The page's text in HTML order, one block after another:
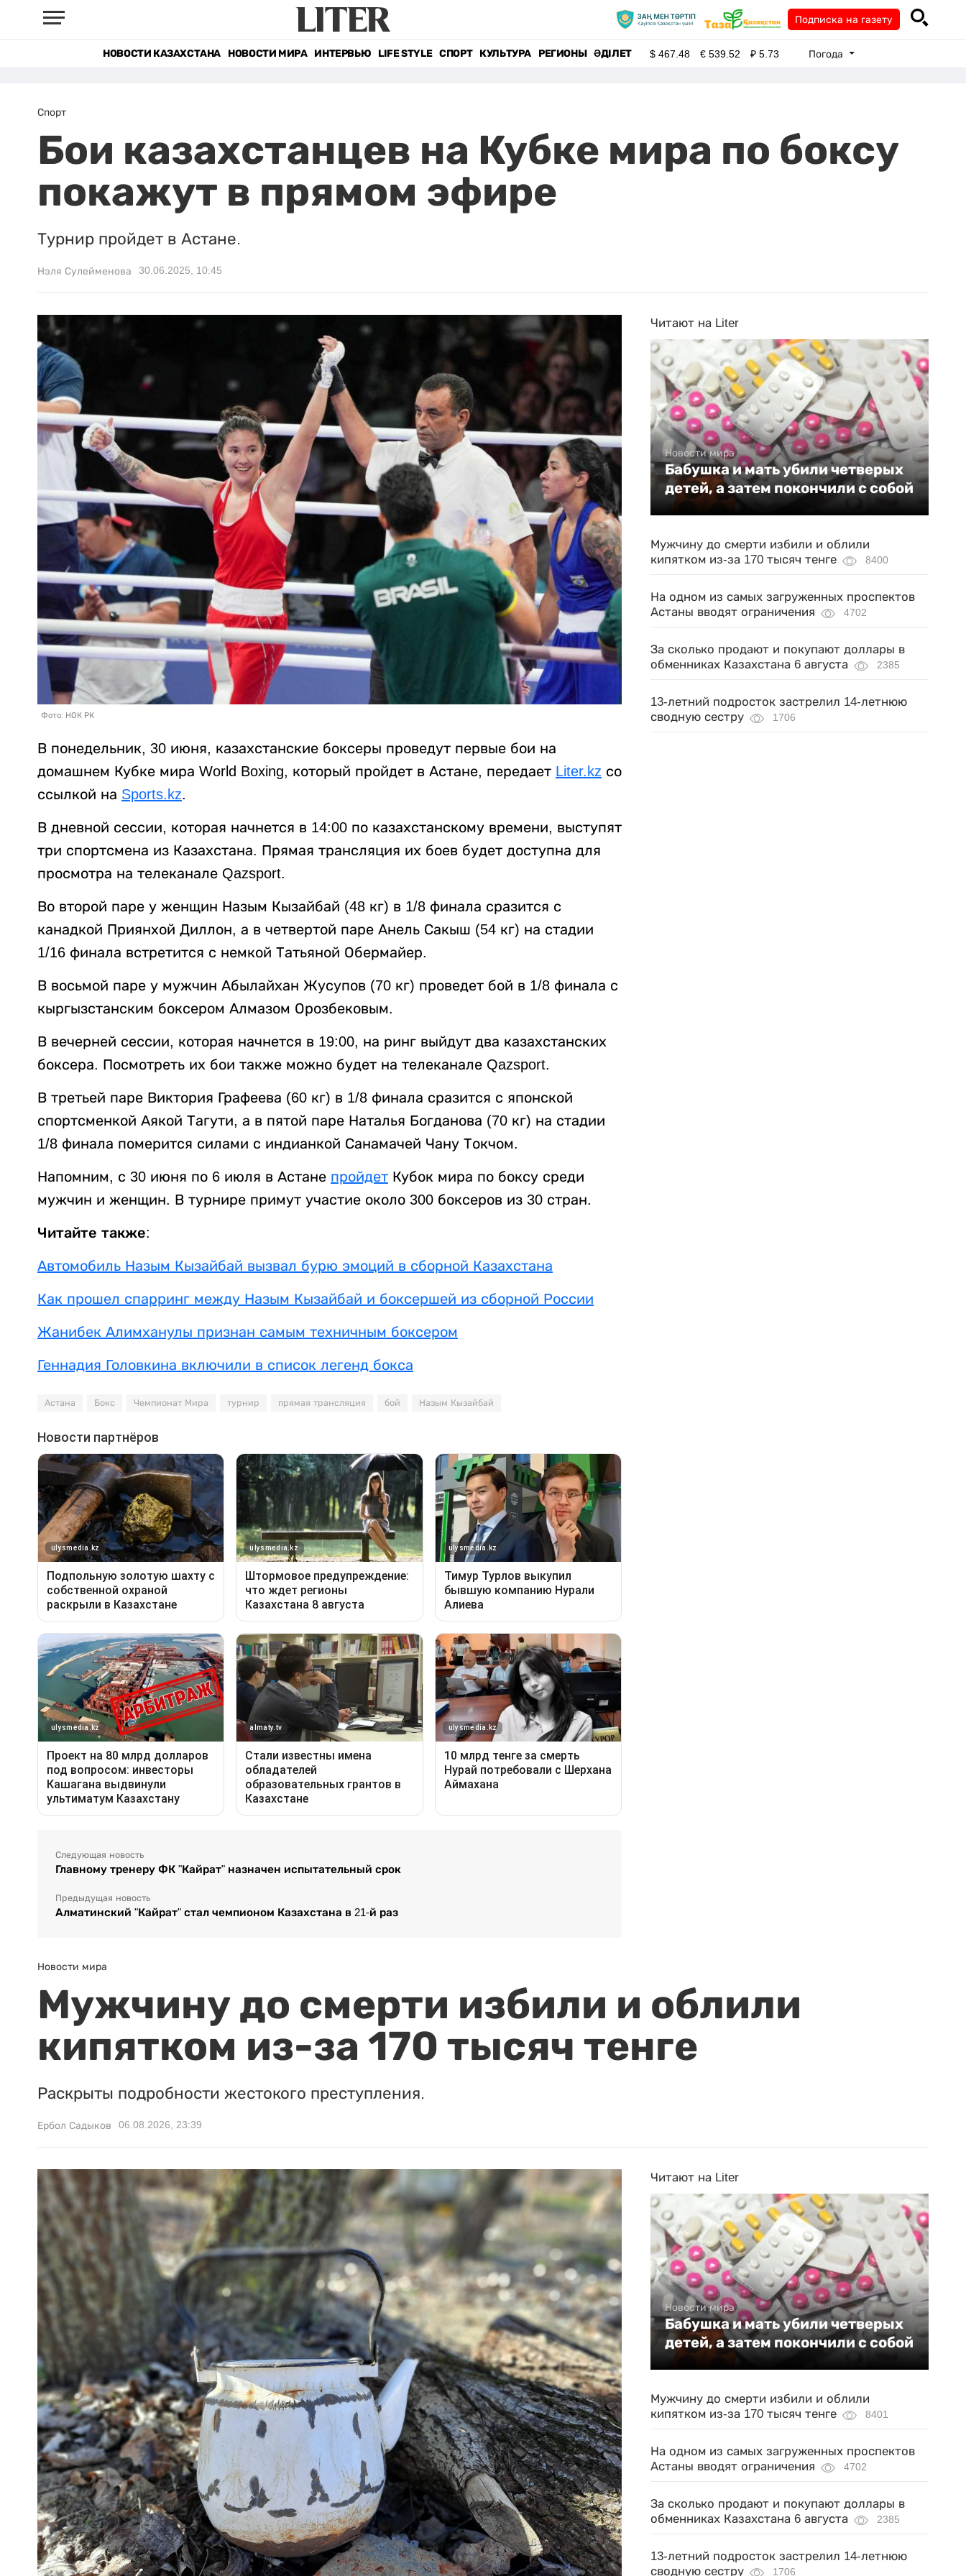
Подписка на газету
НОВОСТИ КАЗАХСТАНА НОВОСТИ МИРА ИНТЕРВЬЮ LIFE STYLE СПОРТ КУЛЬТУРА РЕГИОНЫ ӘДІЛЕТ $467.48 €539.52 ₽5.73 Погода
Спорт
Бои казахстанцев на Кубке мира по боксу
покажут в прямом эфире
Турнир пройдет в Астане.
Нэля Сулейменова 30.06.2025, 10:45
Фото: НОК РК
В понедельник, 30 июня, казахстанские боксеры проведут первые бои на
домашнем Кубке мира World Boxing, который пройдет в Астане, передает Liter.kz со
ссылкой на Sports.kz.
В дневной сессии, которая начнется в 14:00 по казахстанскому времени, выступят
три спортсмена из Казахстана. Прямая трансляция их боев будет доступна для
просмотра на телеканале Qazsport.
Во второй паре у женщин Назым Кызайбай (48 кг) в 1/8 финала сразится с
канадкой Приянхой Диллон, а в четвертой паре Анель Сакыш (54 кг) на стадии
1/16 финала встретится с немкой Татьяной Обермайер.
В восьмой паре у мужчин Абылайхан Жусупов (70 кг) проведет бой в 1/8 финала с
кыргызстанским боксером Алмазом Орозбековым.
В вечерней сессии, которая начнется в 19:00, на ринг выйдут два казахстанских
боксера. Посмотреть их бои также можно будет на телеканале Qazsport.
В третьей паре Виктория Графеева (60 кг) в 1/8 финала сразится с японской
спортсменкой Аякой Тагути, а в пятой паре Наталья Богданова (70 кг) на стадии
1/8 финала померится силами с индианкой Санамачей Чану Токчом.
Напомним, с 30 июня по 6 июля в Астане пройдет Кубок мира по боксу среди
мужчин и женщин. В турнире примут участие около 300 боксеров из 30 стран.
Читайте также:
Автомобиль Назым Кызайбай вызвал бурю эмоций в сборной Казахстана
Как прошел спарринг между Назым Кызайбай и боксершей из сборной России
Жанибек Алимханулы признан самым техничным боксером
Геннадия Головкина включили в список легенд бокса
Астана Бокс Чемпионат Мира турнир прямая трансляция бой Назым Кызайбай
Следующая новость
Главному тренеру ФК "Кайрат" назначен испытательный срок
Предыдущая новость
Алматинский "Кайрат" стал чемпионом Казахстана в 21-й раз
Читают на Liter
Новости мира
Бабушка и мать убили четверых
детей, а затем покончили с собой
Мужчину до смерти избили и облили
кипятком из-за 170 тысяч тенге
8400
На одном из самых загруженных проспектов
Астаны вводят ограничения
4702
За сколько продают и покупают доллары в
обменниках Казахстана 6 августа
2385
13-летний подросток застрелил 14-летнюю
сводную сестру
1706
Новости мира
Мужчину до смерти избили и облили
кипятком из-за 170 тысяч тенге
Раскрыты подробности жестокого преступления.
Ербол Садыков 06.08.2026, 23:39
Читают на Liter
Новости мира
Бабушка и мать убили четверых
детей, а затем покончили с собой
Мужчину до смерти избили и облили
кипятком из-за 170 тысяч тенге
8401
На одном из самых загруженных проспектов
Астаны вводят ограничения
4702
За сколько продают и покупают доллары в
обменниках Казахстана 6 августа
2385
13-летний подросток застрелил 14-летнюю
сводную сестру
1706